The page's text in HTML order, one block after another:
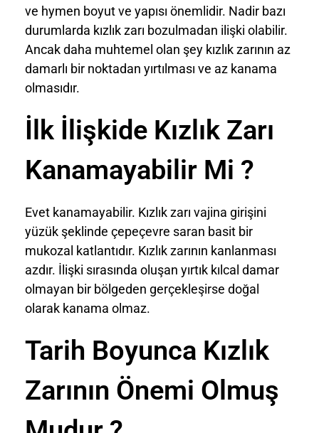
ve hymen boyut ve yapısı önemlidir. Nadir bazı
durumlarda kızlık zarı bozulmadan ilişki olabilir.
Ancak daha muhtemel olan şey kızlık zarının az
damarlı bir noktadan yırtılması ve az kanama
olmasıdır.
İlk İlişkide Kızlık Zarı
Kanamayabilir Mi ?
Evet kanamayabilir. Kızlık zarı vajina girişini
yüzük şeklinde çepeçevre saran basit bir
mukozal katlantıdır. Kızlık zarının kanlanması
azdır. İlişki sırasında oluşan yırtık kılcal damar
olmayan bir bölgeden gerçekleşirse doğal
olarak kanama olmaz.
Tarih Boyunca Kızlık
Zarının Önemi Olmuş